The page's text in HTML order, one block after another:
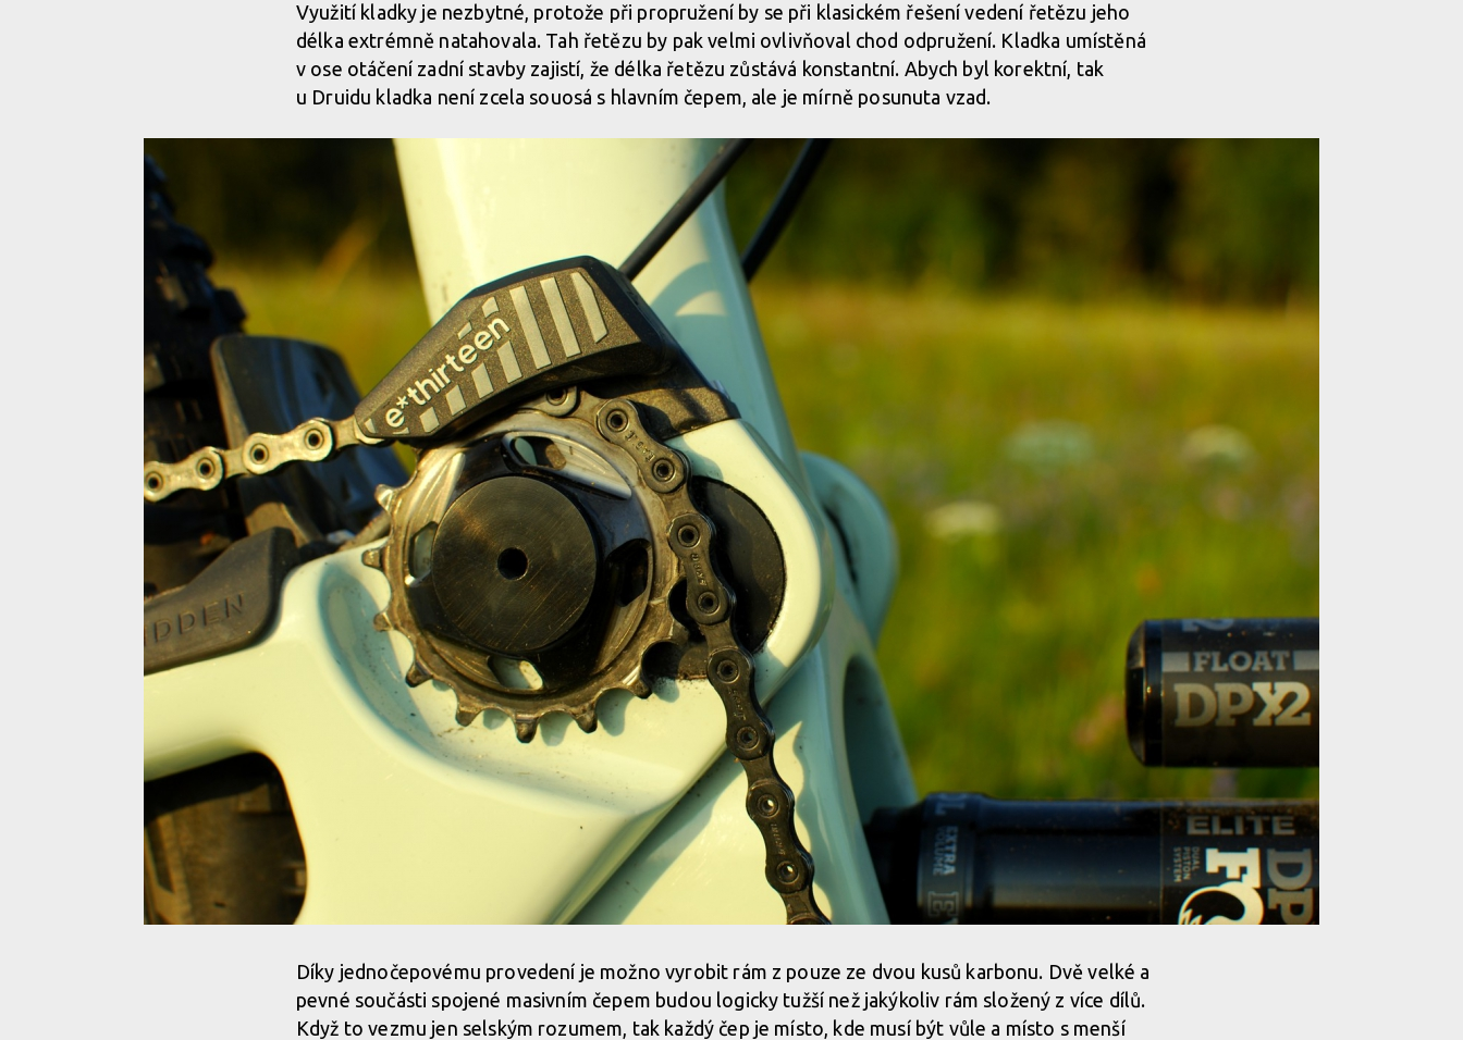
Využití kladky je nezbytné, protože při propružení by se při klasickém řešení vedení řetězu jeho
délka extrémně natahovala. Tah řetězu by pak velmi ovlivňoval chod odpružení. Kladka umístěná
v ose otáčení zadní stavby zajistí, že délka řetězu zůstává konstantní. Abych byl korektní, tak
u Druidu kladka není zcela souosá s hlavním čepem, ale je mírně posunuta vzad.
Díky jednočepovému provedení je možno vyrobit rám z pouze ze dvou kusů karbonu. Dvě velké a
pevné součásti spojené masivním čepem budou logicky tužší než jakýkoliv rám složený z více dílů.
Když to vezmu jen selským rozumem, tak každý čep je místo, kde musí být vůle a místo s menší